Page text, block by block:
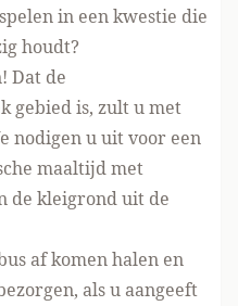
in een kwestie die
houdt?
Dat de
gebied is, zult u met
nodigen u uit voor een
maaltijd met
de kleigrond uit de
af komen halen en
als u aangeeft